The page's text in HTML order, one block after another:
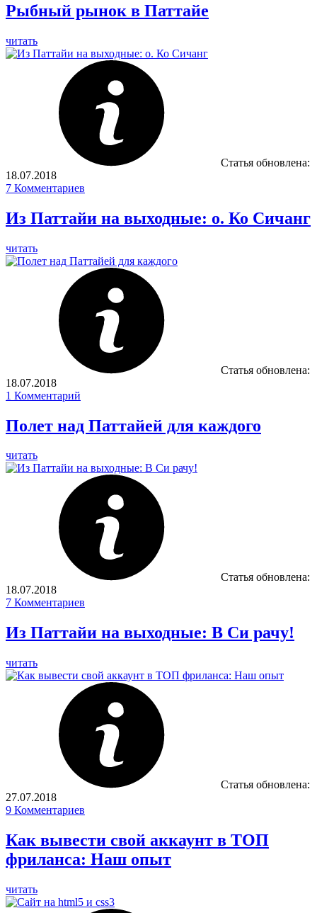
Рыбный рынок в Паттайе
читать
Статья обновлена:
18.07.2018
7 Комментариев
Из Паттайи на выходные: о. Ко Сичанг
читать
Статья обновлена:
18.07.2018
1 Комментарий
Полет над Паттайей для каждого
читать
Статья обновлена:
18.07.2018
7 Комментариев
Из Паттайи на выходные: В Си рачу!
читать
Статья обновлена:
27.07.2018
9 Комментариев
Как вывести свой аккаунт в ТОП
фриланса: Наш опыт
читать